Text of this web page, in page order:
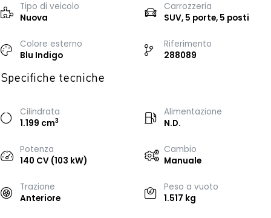
Tipo di veicolo
Nuova
Carrozzeria
SUV, 5 porte, 5 posti
Colore esterno
Blu Indigo
Riferimento
288089
Specifiche tecniche
Cilindrata
1.199 cm3
Alimentazione
N.D.
Potenza
140 CV (103 kW)
Cambio
Manuale
Trazione
Anteriore
Peso a vuoto
1.517 kg